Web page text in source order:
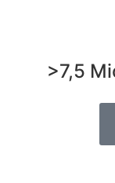
>7,5